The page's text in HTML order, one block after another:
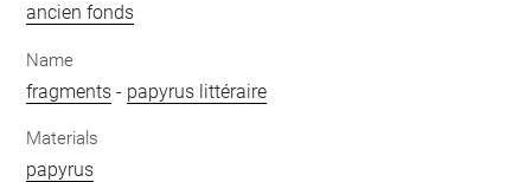
ancien fonds
Name
fragments - papyrus littéraire
Materials
papyrus